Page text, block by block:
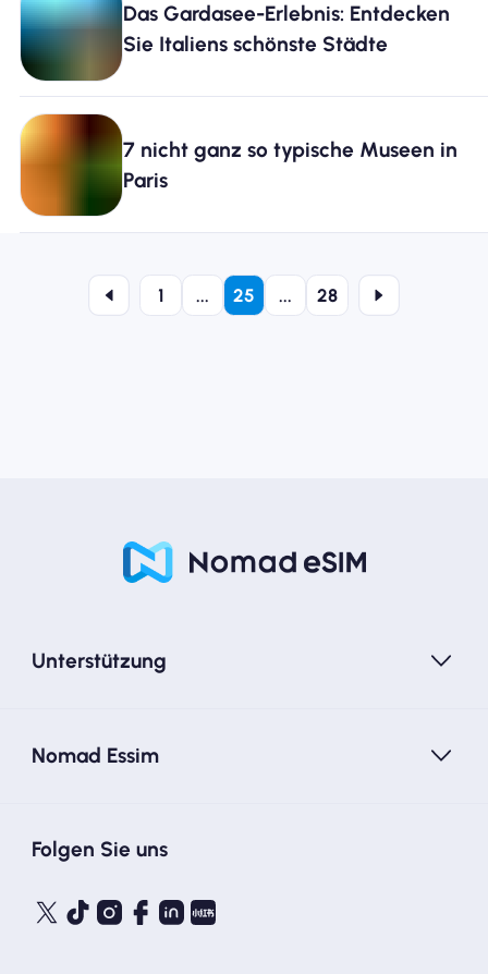
Das Gardasee-Erlebnis: Entdecken
Sie Italiens schönste Städte
7 nicht ganz so typische Museen in
Paris
1 ... 25 ... 28
Unterstützung
Nomad Essim
Folgen Sie uns